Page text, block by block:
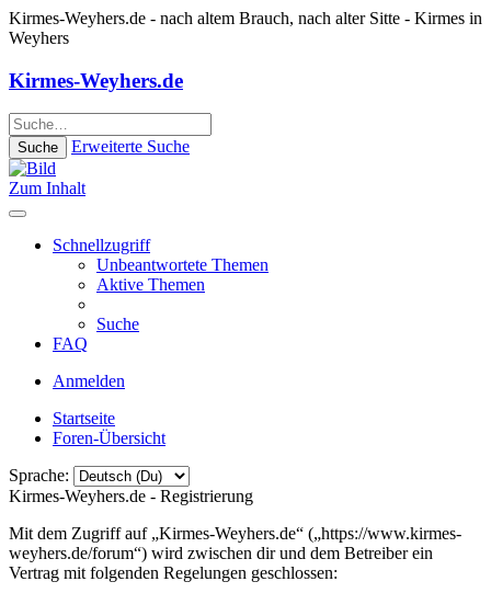
Kirmes-Weyhers.de - nach altem Brauch, nach alter Sitte - Kirmes in
Weyhers
Kirmes-Weyhers.de
Suche Erweiterte Suche
Zum Inhalt
Schnellzugriff
Unbeantwortete Themen
Aktive Themen
Suche
FAQ
Anmelden
Startseite
Foren-Übersicht
Sprache:
Kirmes-Weyhers.de - Registrierung
Mit dem Zugriff auf „Kirmes-Weyhers.de“ („https://www.kirmes-
weyhers.de/forum“) wird zwischen dir und dem Betreiber ein
Vertrag mit folgenden Regelungen geschlossen: